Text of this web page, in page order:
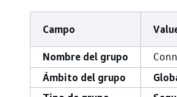
Campo
Nombre del grupo
Ámbito del grupo